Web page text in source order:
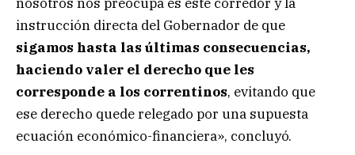
instrucción directa del Gobernador de que
sigamos hasta las últimas consecuencias,
haciendo valer el derecho que les
corresponde a los correntinos, evitando que
ese derecho quede relegado por una supuesta
ecuación económico-financiera», concluyó.